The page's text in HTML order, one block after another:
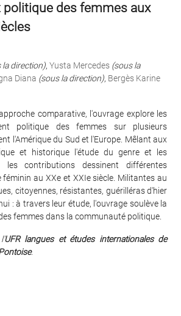
politique des femmes aux
la direction), Yusta Mercedes (sous la
Diana (sous la direction), Bergès Karine
comparative, l'ouvrage explore les
politique des femmes sur plusieurs
l'Amérique du Sud et l'Europe. Mêlant aux
et historique l'étude du genre et les
les contributions dessinent différentes
au XXe et XXIe siècle. Militantes au
citoyennes, résistantes, guérilléras d'hier
: à travers leur étude, l'ouvrage soulève la
femmes dans la communauté politique.
UFR langues et études internationales de
.